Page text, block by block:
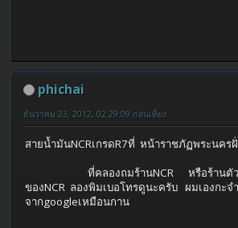
phichai
ธันวาคม 23, 2012, 02:29:09 ก่อนเที่ยง
สายน้ำมันNCRเกรดR7ที่ หน้าราชภัฏพระนคร
ที่คลองถมร้านNCR หรือร้านตัวแ
ของNCR ลองพิมเบอโทรดูนะครับ ผมเองกะจ
จากgoogleเหมือนกาน